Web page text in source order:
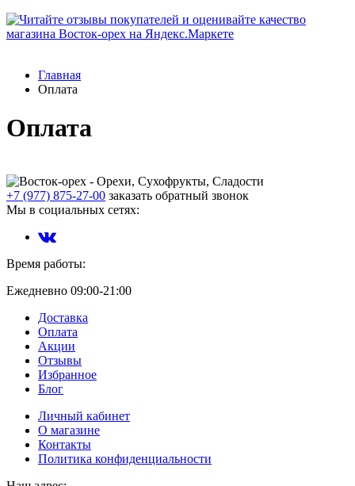
Главная
Оплата
Оплата
+7 (977) 875-27-00 заказать обратный звонок
Мы в социальных сетях:
Время работы:
Ежедневно 09:00-21:00
Доставка
Оплата
Акции
Отзывы
Избранное
Блог
Личный кабинет
О магазине
Контакты
Политика конфиденциальности